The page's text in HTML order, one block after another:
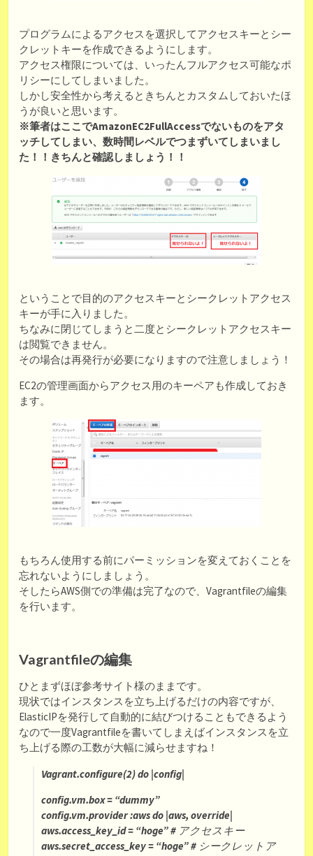
プログラムによるアクセスを選択してアクセスキーとシー
クレットキーを作成できるようにします。
アクセス権限については、いったんフルアクセス可能なポ
リシーにしてしまいました。
しかし安全性から考えるときちんとカスタムしておいたほ
うが良いと思います。
※筆者はここでAmazonEC2FullAccessでないものをアタ
ッチしてしまい、数時間レベルでつまずいてしまいまし
た！！きちんと確認しましょう！！
ということで目的のアクセスキーとシークレットアクセス
キーが手に入りました。
ちなみに閉じてしまうと二度とシークレットアクセスキー
は閲覧できません。
その場合は再発行が必要になりますので注意しましょう！
EC2の管理画面からアクセス用のキーペアも作成しておき
ます。
もちろん使用する前にパーミッションを変えておくことを
忘れないようにしましょう。
そしたらAWS側での準備は完了なので、Vagrantfileの編集
を行います。
Vagrantfileの編集
ひとまずほぼ参考サイト様のままです。
現状ではインスタンスを立ち上げるだけの内容ですが、
ElasticIPを発行して自動的に結びつけることもできるよう
なので一度Vagrantfileを書いてしまえばインスタンスを立
ち上げる際の工数が大幅に減らせますね！
Vagrant.configure(2) do |config|
config.vm.box = “dummy”
config.vm.provider :aws do |aws, override|
aws.access_key_id = “hoge” # アクセスキー
aws.secret_access_key = “hoge” # シークレットア